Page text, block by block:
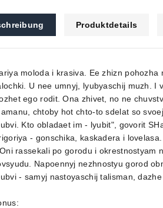
Produktdetails
moloda i krasiva. Ee zhizn
U nee umnyj, lyubyaschij muzh. I
ego rodit. Ona zhivet, no ne
chtoby hot chto-to sdelat so
Kto obladaet im - lyubit", govorit
- gonschika, kaskadera i
rassekali po gorodu i okrestnostyam
Napoennyj nezhnostyu gorod
- samyj nastoyaschij talisman,